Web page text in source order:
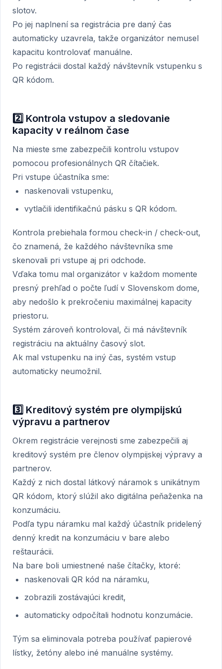
slotov.
Po jej naplnení sa registrácia pre daný čas
automaticky uzavrela, takže organizátor nemusel
kapacitu kontrolovať manuálne.
Po registrácii dostal každý návštevník vstupenku s
QR kódom.
2️⃣ Kontrola vstupov a sledovanie
kapacity v reálnom čase
Na mieste sme zabezpečili kontrolu vstupov
pomocou profesionálnych QR čítačiek.
Pri vstupe účastníka sme:
naskenovali vstupenku,
vytlačili identifikačnú pásku s QR kódom.
Kontrola prebiehala formou check-in / check-out,
čo znamená, že každého návštevníka sme
skenovali pri vstupe aj pri odchode.
Vďaka tomu mal organizátor v každom momente
presný prehľad o počte ľudí v Slovenskom dome,
aby nedošlo k prekročeniu maximálnej kapacity
priestoru.
Systém zároveň kontroloval, či má návštevník
registráciu na aktuálny časový slot.
Ak mal vstupenku na iný čas, systém vstup
automaticky neumožnil.
3️⃣ Kreditový systém pre olympijskú
výpravu a partnerov
Okrem registrácie verejnosti sme zabezpečili aj
kreditový systém pre členov olympijskej výpravy a
partnerov.
Každý z nich dostal látkový náramok s unikátnym
QR kódom, ktorý slúžil ako digitálna peňaženka na
konzumáciu.
Podľa typu náramku mal každý účastník pridelený
denný kredit na konzumáciu v bare alebo
reštaurácii.
Na bare boli umiestnené naše čítačky, ktoré:
naskenovali QR kód na náramku,
zobrazili zostávajúci kredit,
automaticky odpočítali hodnotu konzumácie.
Tým sa eliminovala potreba používať papierové
lístky, žetóny alebo iné manuálne systémy.